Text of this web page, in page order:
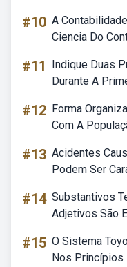
#10 A
Ciencia Do
#11
Indique Duas
Durante A
#12 Forma
Com A
#13 Acidentes
Podem Ser
#14 Substantivos
Adjetivos São
#15 O Sistema
Nos